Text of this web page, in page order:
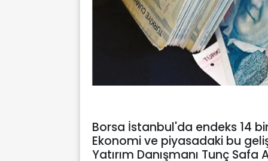
Borsa İstanbul'da endeks 14
Ekonomi ve piyasadaki bu
Yatırım Danışmanı Tunç